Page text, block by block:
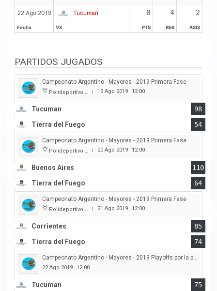
Fecha VS PTS REB ASIS
22 Ago 2019 Tucuman 0 4 2
Fecha VS PTS REB ASIS
PARTIDOS JUGADOS
Campeonato Argentino - Mayores - 2019 Primera Fase
Polideportivo Cincuentenario | 19 Ago 2019 12:00
Tucuman
98
Tierra del Fuego
54
Campeonato Argentino - Mayores - 2019 Primera Fase
Polideportivo Cincuentenario | 20 Ago 2019 12:00
Buenos Aires
110
Tierra del Fuego
64
Campeonato Argentino - Mayores - 2019 Primera Fase
Polideportivo Cincuentenario | 21 Ago 2019 12:00
Corrientes
85
Tierra del Fuego
74
Campeonato Argentino - Mayores - 2019 Playoffs por la permanencia
22 Ago 2019 12:00
Tucuman 75